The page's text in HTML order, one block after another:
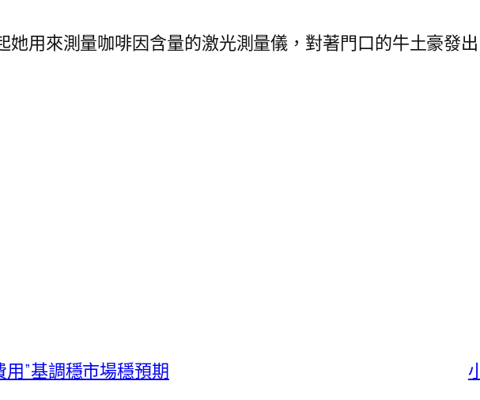
她用來測量咖啡因含量的激光測量儀，對著門口的牛土豪發
”基調穩市場穩預期